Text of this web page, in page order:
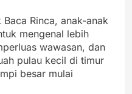
Rinca, anak-anak
mengenal lebih
wawasan, dan
pulau kecil di timur
besar mulai